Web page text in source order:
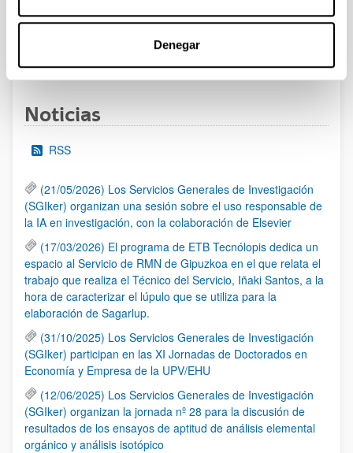
Denegar
Páginas intermedias Use TAB para desplazarse.
Páginas intermedias
Noticias
RSS
(21/05/2026) Los Servicios Generales de Investigación
(SGIker) organizan una sesión sobre el uso responsable de
la IA en investigación, con la colaboración de Elsevier
(17/03/2026) El programa de ETB Tecnólopis dedica un
espacio al Servicio de RMN de Gipuzkoa en el que relata el
trabajo que realiza el Técnico del Servicio, Iñaki Santos, a la
hora de caracterizar el lúpulo que se utiliza para la
elaboración de Sagarlup.
(31/10/2025) Los Servicios Generales de Investigación
(SGIker) participan en las XI Jornadas de Doctorados en
Economía y Empresa de la UPV/EHU
(12/06/2025) Los Servicios Generales de Investigación
(SGIker) organizan la jornada nº 28 para la discusión de
resultados de los ensayos de aptitud de análisis elemental
orgánico y análisis isotópico